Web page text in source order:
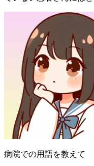
病院での用語を教えて